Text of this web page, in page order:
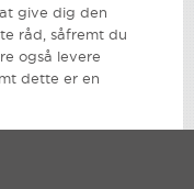
give dig den
råd, såfremt du
også levere
dette er en